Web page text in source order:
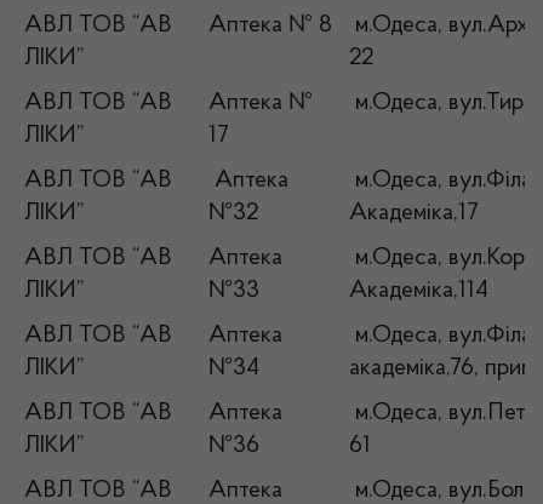
АВЛ ТОВ “АВ
ЛІКИ”
Аптека № 8
м.Одеса,
22
АВЛ ТОВ “АВ
ЛІКИ”
Аптека №
17
м.Одеса,
АВЛ ТОВ “АВ
ЛІКИ”
Аптека
№32
м.Одеса,
Академіка,17
АВЛ ТОВ “АВ
ЛІКИ”
Аптека
№33
м.Одеса,
Академіка,114
АВЛ ТОВ “АВ
ЛІКИ”
Аптека
№34
м.Одеса,
академіка,76,
АВЛ ТОВ “АВ
ЛІКИ”
Аптека
№36
м.Одеса,
61
АВЛ ТОВ “АВ
Аптека
м.Одеса,